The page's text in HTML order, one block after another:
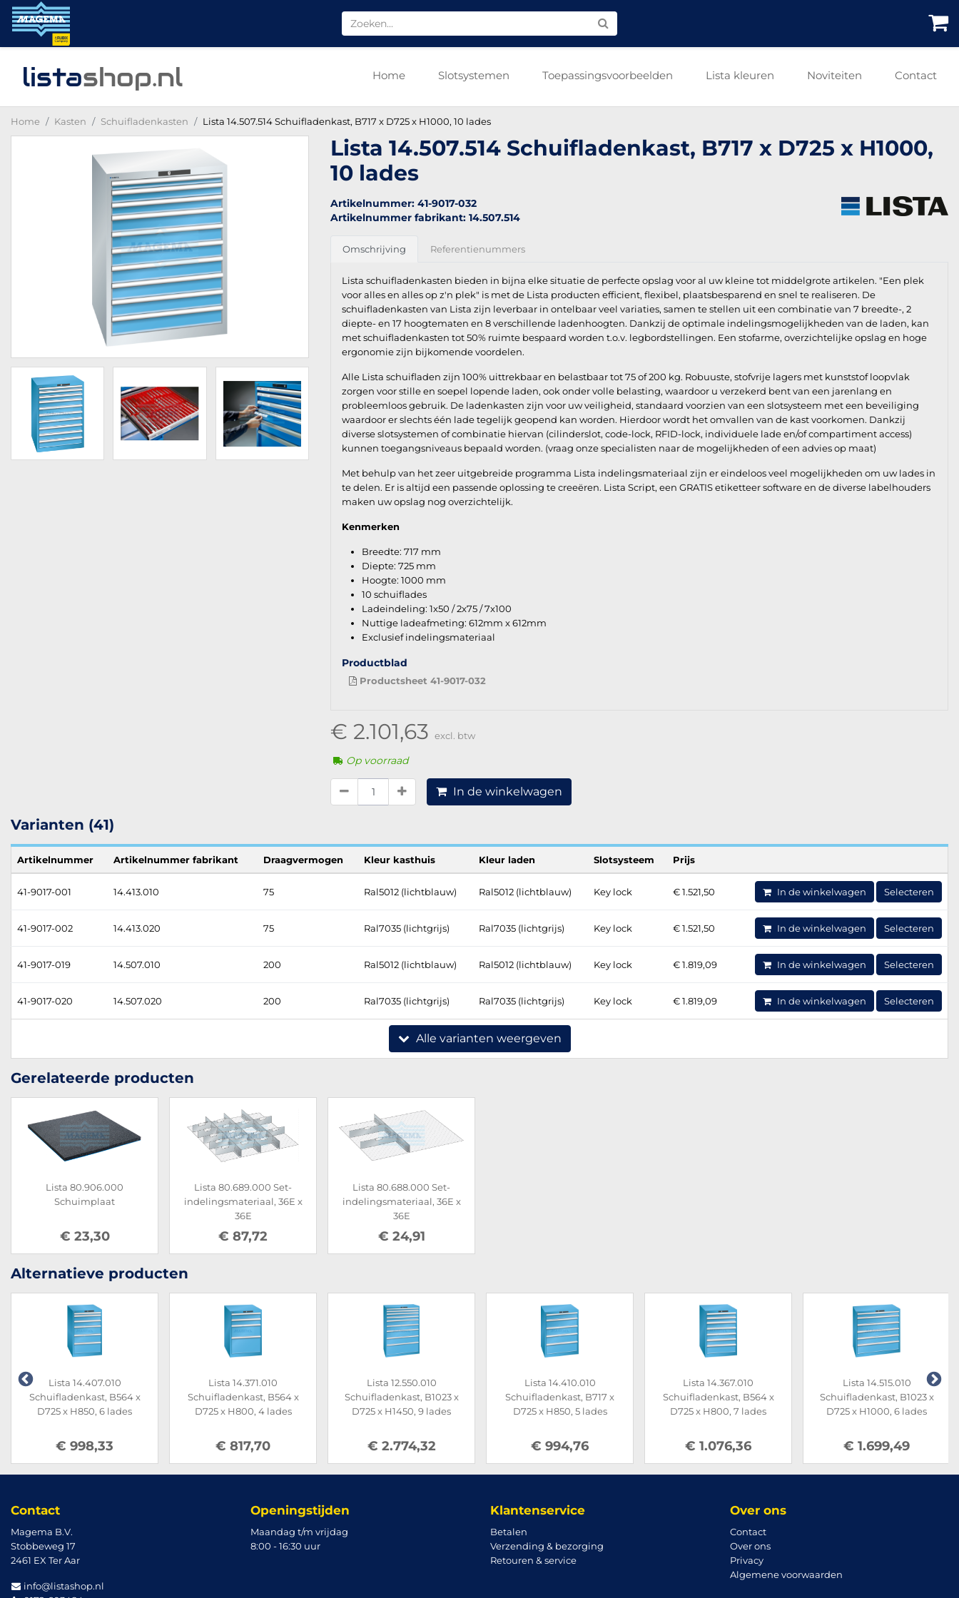
listashop.nl Home Slotsystemen Toepassingsvoorbeelden Lista kleuren Noviteiten Contact
Home Kasten Schuifladenkasten Lista 14.507.514 Schuifladenkast, B717 x D725 x H1000, 10 lades
Lista 14.507.514 Schuifladenkast, B717 x D725 x H1000,
10 lades
Artikelnummer: 41-9017-032
Artikelnummer fabrikant: 14.507.514
Omschrijving Referentienummers
Lista schuifladenkasten bieden in bijna elke situatie de perfecte opslag voor al uw kleine tot middelgrote artikelen. "Een plek
voor alles en alles op z'n plek" is met de Lista producten efficient, flexibel, plaatsbesparend en snel te realiseren. De
schuifladenkasten van Lista zijn leverbaar in ontelbaar veel variaties, samen te stellen uit een combinatie van 7 breedte-, 2
diepte- en 17 hoogtematen en 8 verschillende ladenhoogten. Dankzij de optimale indelingsmogelijkheden van de laden, kan
met schuifladenkasten tot 50% ruimte bespaard worden t.o.v. legbordstellingen. Een stofarme, overzichtelijke opslag en hoge
ergonomie zijn bijkomende voordelen.
Alle Lista schuifladen zijn 100% uittrekbaar en belastbaar tot 75 of 200 kg. Robuuste, stofvrije lagers met kunststof loopvlak
zorgen voor stille en soepel lopende laden, ook onder volle belasting, waardoor u verzekerd bent van een jarenlang en
probleemloos gebruik. De ladenkasten zijn voor uw veiligheid, standaard voorzien van een slotsysteem met een beveiliging
waardoor er slechts één lade tegelijk geopend kan worden. Hierdoor wordt het omvallen van de kast voorkomen. Dankzij
diverse slotsystemen of combinatie hiervan (cilinderslot, code-lock, RFID-lock, individuele lade en/of compartiment access)
kunnen toegangsniveaus bepaald worden. (vraag onze specialisten naar de mogelijkheden of een advies op maat)
Met behulp van het zeer uitgebreide programma Lista indelingsmateriaal zijn er eindeloos veel mogelijkheden om uw lades in
te delen. Er is altijd een passende oplossing te creeëren. Lista Script, een GRATIS etiketteer software en de diverse labelhouders
maken uw opslag nog overzichtelijk.
Kenmerken
Breedte: 717 mm
Diepte: 725 mm
Hoogte: 1000 mm
10 schuiflades
Ladeindeling: 1x50 / 2x75 / 7x100
Nuttige ladeafmeting: 612mm x 612mm
Exclusief indelingsmateriaal
Productblad
Productsheet 41-9017-032
€ 2.101,63 excl. btw
Op voorraad
In de winkelwagen
Varianten (41)
Artikelnummer Artikelnummer fabrikant Draagvermogen Kleur kasthuis Kleur laden Slotsysteem Prijs
41-9017-001 14.413.010 75 Ral5012 (lichtblauw) Ral5012 (lichtblauw) Key lock € 1.521,50 In de winkelwagen Selecteren
41-9017-002 14.413.020 75 Ral7035 (lichtgrijs) Ral7035 (lichtgrijs) Key lock € 1.521,50 In de winkelwagen Selecteren
41-9017-019 14.507.010 200 Ral5012 (lichtblauw) Ral5012 (lichtblauw) Key lock € 1.819,09 In de winkelwagen Selecteren
41-9017-020 14.507.020 200 Ral7035 (lichtgrijs) Ral7035 (lichtgrijs) Key lock € 1.819,09 In de winkelwagen Selecteren
Alle varianten weergeven
Gerelateerde producten
Lista 80.906.000
Schuimplaat
€ 23,30
Lista 80.689.000 Set-
indelingsmateriaal, 36E x
36E
€ 87,72
Lista 80.688.000 Set-
indelingsmateriaal, 36E x
36E
€ 24,91
Alternatieve producten
Lista 14.407.010
Schuifladenkast, B564 x
D725 x H850, 6 lades
€ 998,33
Lista 14.371.010
Schuifladenkast, B564 x
D725 x H800, 4 lades
€ 817,70
Lista 12.550.010
Schuifladenkast, B1023 x
D725 x H1450, 9 lades
€ 2.774,32
Lista 14.410.010
Schuifladenkast, B717 x
D725 x H850, 5 lades
€ 994,76
Lista 14.367.010
Schuifladenkast, B564 x
D725 x H800, 7 lades
€ 1.076,36
Lista 14.515.010
Schuifladenkast, B1023 x
D725 x H1000, 6 lades
€ 1.699,49
Contact
Magema B.V.
Stobbeweg 17
2461 EX Ter Aar
info@listashop.nl
Openingstijden
Maandag t/m vrijdag
8:00 - 16:30 uur
Klantenservice
Betalen
Verzending & bezorging
Retouren & service
Over ons
Contact
Over ons
Privacy
Algemene voorwaarden